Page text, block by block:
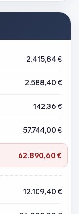
2.415,84 €
2.588,40 €
142,36 €
57.744,00 €
62.890,60 €
12.109,40 €